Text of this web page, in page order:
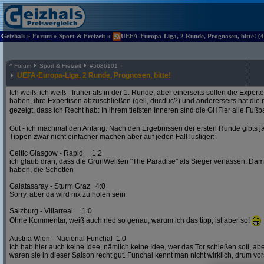
Geizhals » Forum » Sport & Freizeit » UEFA-Europa-Liga, 2 Runde, Prognosen, bitte!
^ Forum Sport & Freizeit #5686101
UEFA-Europa-Liga, 2 Runde, Prognosen, bitte!
Ich weiß, ich weiß - früher als in der 1. Runde, aber einerseits sollen die
haben, ihre Expertisen abzuschließen (gell, ducduc?) und andererseits hat die
gezeigt, dass ich Recht hab: In ihrem tiefsten Inneren sind die GHFler alle
Gut - ich machmal den Anfang. Nach den Ergebnissen der ersten Runde gibts
Tippen zwar nicht einfacher machen aber auf jeden Fall lustiger:
Celtic Glasgow - Rapid 1:2
ich glaub dran, dass die GrünWeißen "The Paradise" als Sieger verlassen.
haben, die Schotten
Galatasaray - Sturm Graz 4:0
Sorry, aber da wird nix zu holen sein
Salzburg - Villarreal 1:0
Ohne Kommentar, weiß auch ned so genau, warum ich das tipp, ist aber so!
Austria Wien - Nacional Funchal 1:0
Ich hab hier auch keine Idee, nämlich keine Idee, wer das Tor schießen soll,
waren sie in dieser Saison recht gut. Funchal kennt man nicht wirklich, drum